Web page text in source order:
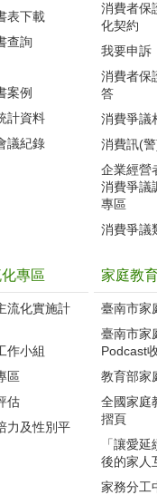
表下載
查詢
案例
計資料
議紀錄
消費者保
化契約
我要申訴
消費者保
答
消費爭議
消費訊(
企業經營
消費爭議
專區
消費爭議
專區
流化實施計
作小組
區
估
力及性別平
家庭教
臺南市家
臺南市家
Podcast
教育部家
全國家庭
摺頁
「讓愛
後的家人
家務分工